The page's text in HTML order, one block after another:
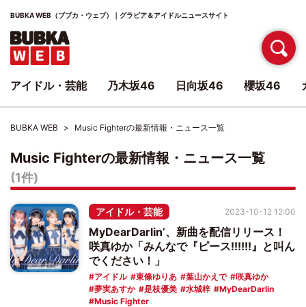
BUBKA WEB（ブブカ・ウェブ）｜グラビア＆アイドルニュースサイト
BUBKA WEB Music Fighterの最新情報・ニュース一覧
Music Fighterの最新情報・ニュース一覧
(1件)
アイドル・芸能
MyDearDarlin’、新曲を配信リリース！
咲真ゆか「みんなで『ピース!!!!!!』と叫ん
でください！」
アイドル 東條ゆりあ 葉山かえで
咲真ゆか
夢実あすか
是枝優美 水城梓
MyDearDarlin
Music Fighter
2023-10-12 12:00
アイドル・芸能 乃木坂46 日向坂46 櫻坂46